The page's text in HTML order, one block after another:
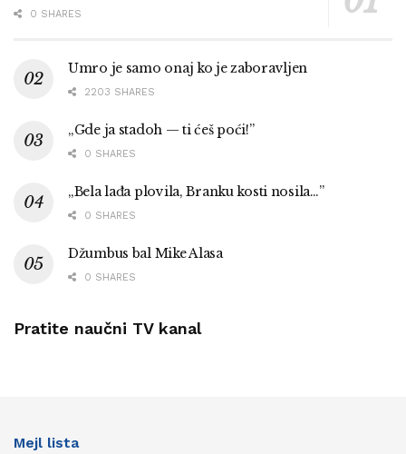
0 SHARES
Umro je samo onaj ko je zaboravljen
2203 SHARES
„Gde ja stadoh — ti ćeš poći!”
0 SHARES
„Bela lađa plovila, Branku kosti nosila…”
0 SHARES
Džumbus bal Mike Alasa
0 SHARES
Pratite naučni TV kanal
Mejl lista